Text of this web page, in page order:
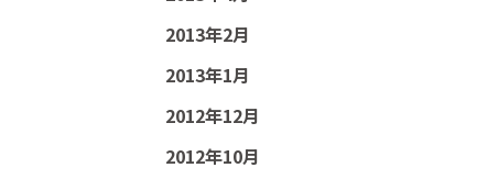
2013年2月
2013年1月
2012年12月
2012年10月